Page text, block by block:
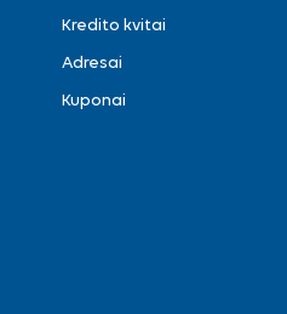
Kredito kvitai
Adresai
Kuponai